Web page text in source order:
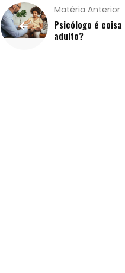
Matéria Anterior
Psicólogo é coisa
adulto?